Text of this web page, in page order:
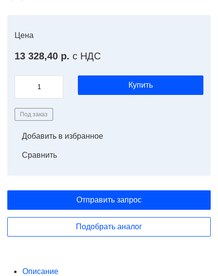
Цена
13 328,40 р. с НДС
Купить
Под заказ
Добавить в избранное
Сравнить
Отправить запрос
Подобрать аналог
Описание